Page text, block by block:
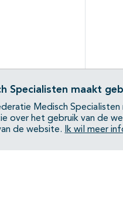
Specialisten maakt
Medisch
over het gebruik van de
de website.
Ik wil meer